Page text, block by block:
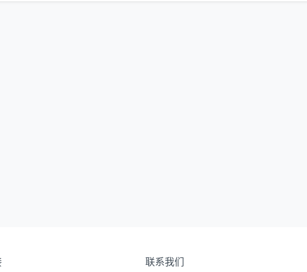
联系我们